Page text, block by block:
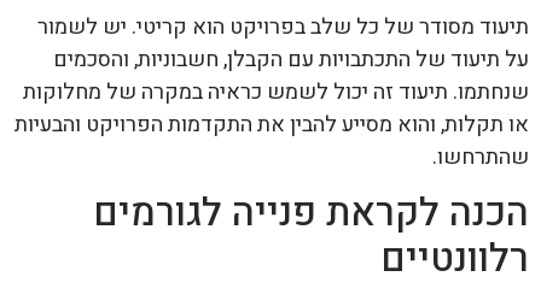
תיעוד מסודר של כל שלב בפרויקט הוא קריטי. יש לשמור
על תיעוד של התכתבויות עם הקבלן, חשבוניות, והסכמים
שנחתמו. תיעוד זה יכול לשמש כראיה במקרה של מחלוקות
או תקלות, והוא מסייע להבין את התקדמות הפרויקט והבעיות
שהתרחשו.
הכנה לקראת פנייה לגורמים
רלוונטיים